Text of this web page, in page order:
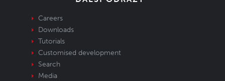
Careers
Downloads
Tutorials
Customised development
Search
Media